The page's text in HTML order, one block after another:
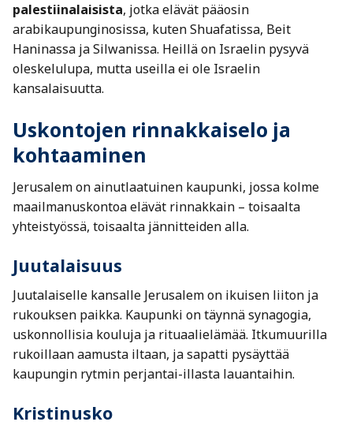
palestiinalaisista, jotka elävät pääosin
arabikaupunginosissa, kuten Shuafatissa, Beit
Haninassa ja Silwanissa. Heillä on Israelin pysyvä
oleskelulupa, mutta useilla ei ole Israelin
kansalaisuutta.
Uskontojen rinnakkaiselo ja
kohtaaminen
Jerusalem on ainutlaatuinen kaupunki, jossa kolme
maailmanuskontoa elävät rinnakkain – toisaalta
yhteistyössä, toisaalta jännitteiden alla.
Juutalaisuus
Juutalaiselle kansalle Jerusalem on ikuisen liiton ja
rukouksen paikka. Kaupunki on täynnä synagogia,
uskonnollisia kouluja ja rituaalielämää. Itkumuurilla
rukoillaan aamusta iltaan, ja sapatti pysäyttää
kaupungin rytmin perjantai-illasta lauantaihin.
Kristinusko